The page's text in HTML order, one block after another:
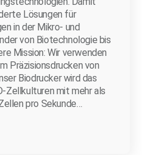
Lösungen für
in der Mikro- und
von Biotechnologie bis
Mission: Wir verwenden
Präzisionsdrucken von
Biodrucker wird das
Zellkulturen mit mehr als
pro Sekunde…